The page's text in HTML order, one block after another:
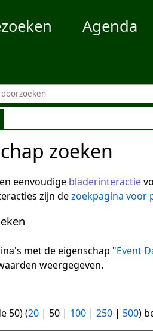
Agenda
zoeken
eenvoudige bladerinteractie
zijn dezoekpagina voor
met de eigenschap "Event
weergegeven.
50) (20 | 50 | 100 | 250 | 500)